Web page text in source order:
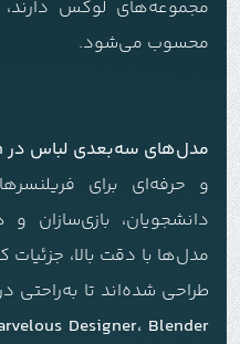
مجموعه‌های لوکس
محسوب می‌شود.
مدل‌های سه‌بعدی لباس در Modex Design
و حرفه‌ای برای
دانشجویان، بازی‌سازان
مدل‌ها با دقت بالا، جزئیات
طراحی شده‌اند تا به‌راحتی